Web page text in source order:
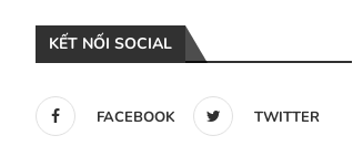
KẾT NỐI SOCIAL
FACEBOOK TWITTER